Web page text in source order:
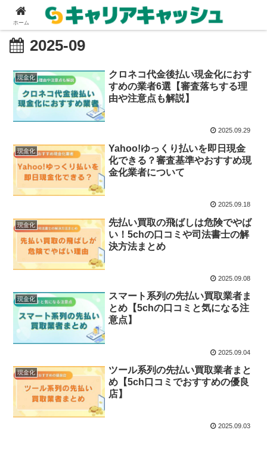
2025-09
現金化
クロネコ代金後払い現金化におす
すめの業者6選【審査落ちする理
由や注意点も解説】
2025.09.29
現金化
Yahoo!ゆっくり払いを即日現金
化できる？審査基準やおすすめ現
金化業者について
2025.09.18
現金化
先払い買取の飛ばしは危険でやば
い！5chの口コミや司法書士の解
決方法まとめ
2025.09.08
現金化
スマート系列の先払い買取業者ま
とめ【5chの口コミと気になる注
意点】
2025.09.04
現金化
ツール系列の先払い買取業者まと
め【5ch口コミでおすすめの優良
店】
2025.09.03
ホーム